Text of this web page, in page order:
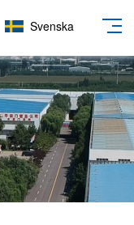
Svenska